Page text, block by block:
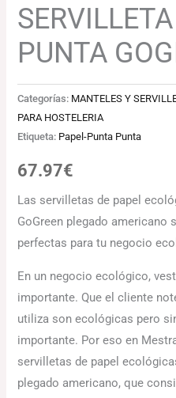
PUNTA
Categorías: MANTELES Y
PARA HOSTELERIA
Etiqueta: Papel-Punta Punta
67.97€
Las servilletas de papel
GoGreen plegado americano
perfectas para tu negocio
En un negocio ecológico,
importante. Que el cliente
utiliza son ecológicas pero
importante. Por eso en
servilletas de papel
plegado americano, que